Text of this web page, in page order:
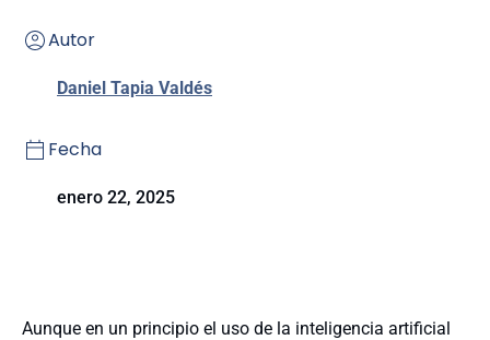
Autor
Daniel Tapia Valdés
Fecha
enero 22, 2025
Aunque en un principio el uso de la inteligencia artificial